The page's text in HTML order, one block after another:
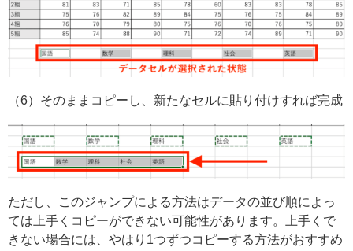
（6）そのままコピーし、新たなセルに貼り付けすれば完成
ただし、このジャンプによる方法はデータの並び順によっ
ては上手くコピーができない可能性があります。上手くで
きない場合には、やはり1つずつコピーする方法がおすすめ